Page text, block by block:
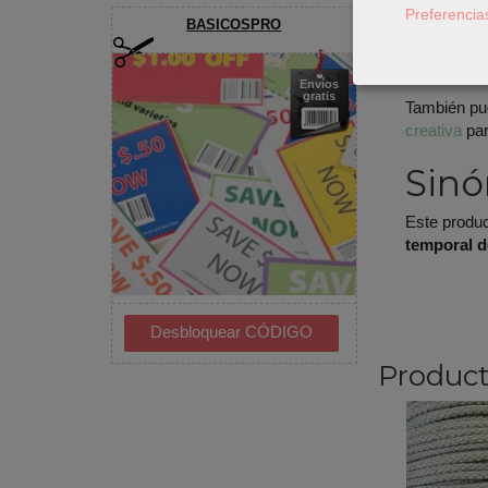
BASICOSPRO
Envíos
gratis
Retira
También
creativa
Este
temporal